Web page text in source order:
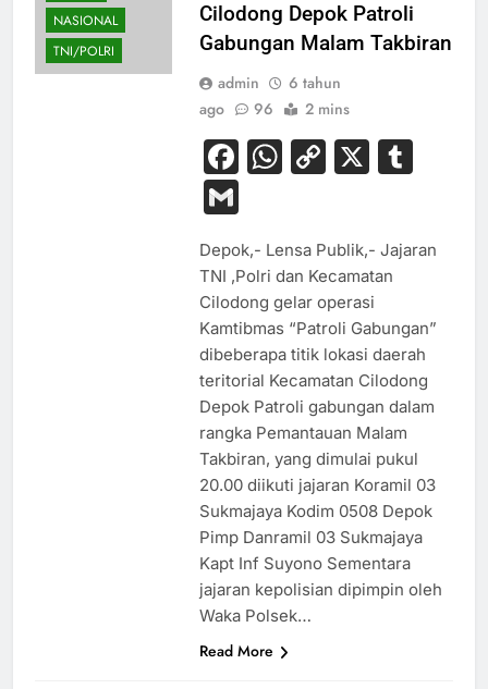
NASIONAL
TNI/POLRI
Cilodong Depok Patroli
Gabungan Malam Takbiran
admin
6 tahun
ago
96 2 mins
Facebook
WhatsApp
Copy
X
Gmail
Depok,- Lensa Publik,- Jajaran
TNI ,Polri dan Kecamatan
Cilodong gelar operasi
Kamtibmas “Patroli Gabungan”
dibeberapa titik lokasi daerah
teritorial Kecamatan Cilodong
Depok Patroli gabungan dalam
rangka Pemantauan Malam
Takbiran, yang dimulai pukul
20.00 diikuti jajaran Koramil 03
Sukmajaya Kodim 0508 Depok
Pimp Danramil 03 Sukmajaya
Kapt Inf Suyono Sementara
jajaran kepolisian dipimpin oleh
Waka Polsek…
Read More